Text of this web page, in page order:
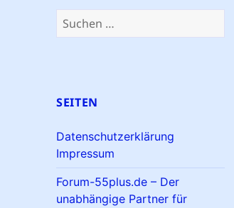
Suchen
nach:
SEITEN
Datenschutzerklärung
Impressum
Forum-55plus.de – Der
unabhängige Partner für